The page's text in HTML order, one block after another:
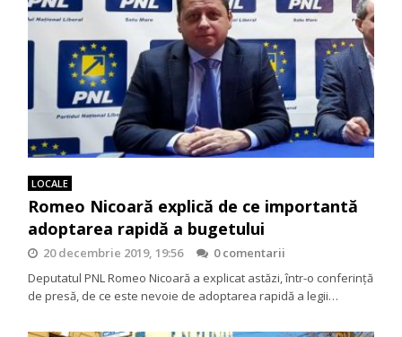
LOCALE
Romeo Nicoară explică de ce importantă
adoptarea rapidă a bugetului
20 decembrie 2019, 19:56
0 comentarii
Deputatul PNL Romeo Nicoară a explicat astăzi, într-o conferinţă
de presă, de ce este nevoie de adoptarea rapidă a legii…